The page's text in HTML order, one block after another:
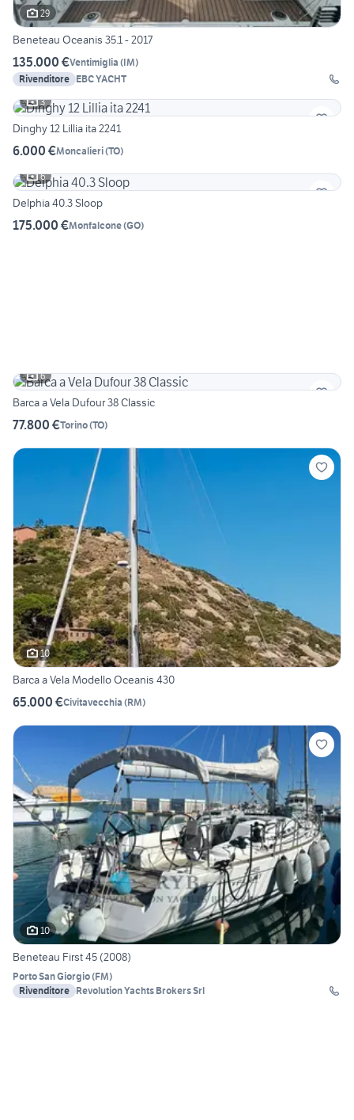
29
Beneteau Oceanis 35.1 - 2017
135.000 €Ventimiglia (IM)
Rivenditore EBC YACHT
3
Dinghy 12 Lillia ita 2241
6.000 €Moncalieri(TO)
6
Delphia 40.3 Sloop
175.000 €Monfalcone(GO)
6
Barca a Vela Dufour 38 Classic
77.800 €Torino(TO)
10
Barca a Vela Modello Oceanis 430
65.000 €Civitavecchia (RM)
10
Beneteau First 45 (2008)
Porto San Giorgio(FM)
Rivenditore Revolution Yachts Brokers Srl